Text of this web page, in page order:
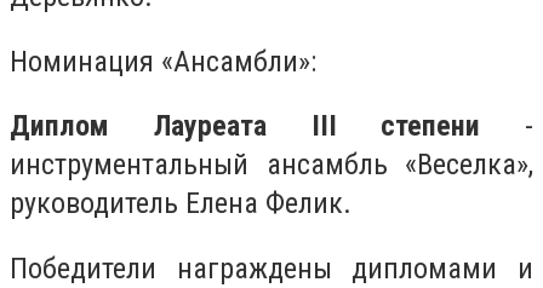
Номинация «Ансамбли»:
Диплом Лауреата III степени -
инструментальный ансамбль «Веселка»,
руководитель Елена Фелик.
Победители награждены дипломами и